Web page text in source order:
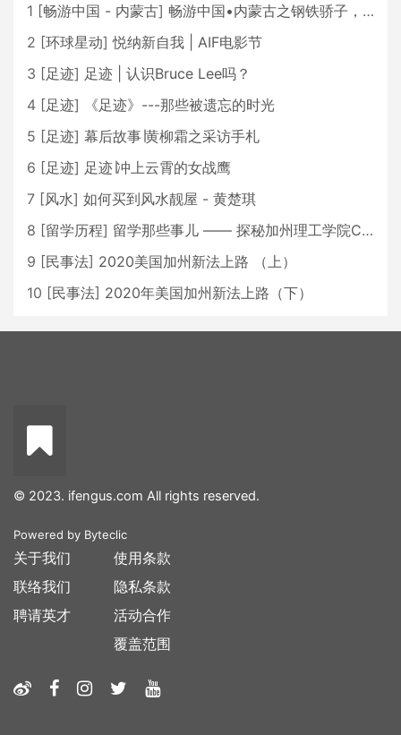
1 [畅游中国 - 内蒙古] 畅游中国•内蒙古之钢铁骄子，魅力包头
2 [环球星动] 悦纳新自我 | AIF电影节
3 [足迹] 足迹 | 认识Bruce Lee吗？
4 [足迹]
《足迹》---那些被遗忘的时光
5 [足迹] 幕后故事∣黄柳霜之采访手札
6 [足迹] 足迹∣冲上云霄的女战鹰
7 [风水] 如何买到风水靓屋 - 黄楚琪
8 [留学历程] 留学那些事儿 —— 探秘加州理工学院Caltech博士生活 [上集]
9 [民事法] 2020美国加州新法上路 （上）
10 [民事法] 2020年美国加州新法上路（下）
© 2023. ifengus.com All rights reserved.
Powered by Byteclic
关于我们
联络我们
聘请英才
使用条款
隐私条款
活动合作
覆盖范围